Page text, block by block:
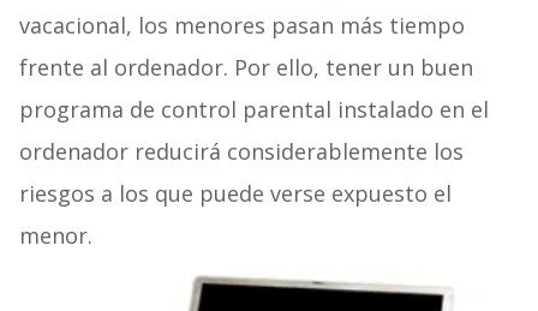
vacacional, los menores pasan más tiempo
frente al ordenador. Por ello, tener un buen
programa de control parental instalado en el
ordenador reducirá considerablemente los
riesgos a los que puede verse expuesto el
menor.